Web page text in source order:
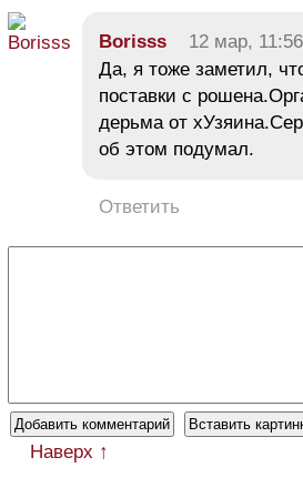
Borisss 12 мар, 11:56
Да, я тоже заметил,
поставки с
дерьма от
об этом подумал.
Ответить
Наверх ↑